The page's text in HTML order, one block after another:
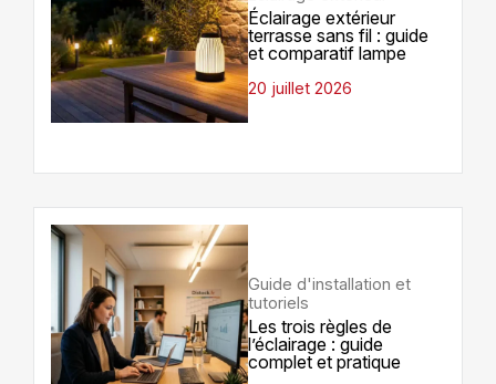
Éclairage extérieur
terrasse sans fil : guide
et comparatif lampe
20 juillet 2026
Guide d'installation et
tutoriels
Les trois règles de
l’éclairage : guide
complet et pratique